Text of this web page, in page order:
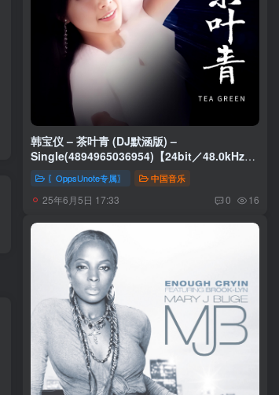
韩宝仪 – 茶叶青 (DJ默涵版) –
Single(4894965036954)【24bit／48.0kHz】
〖OppsUnote专属〗 中国音乐
25年6月5日 17:33 0 16